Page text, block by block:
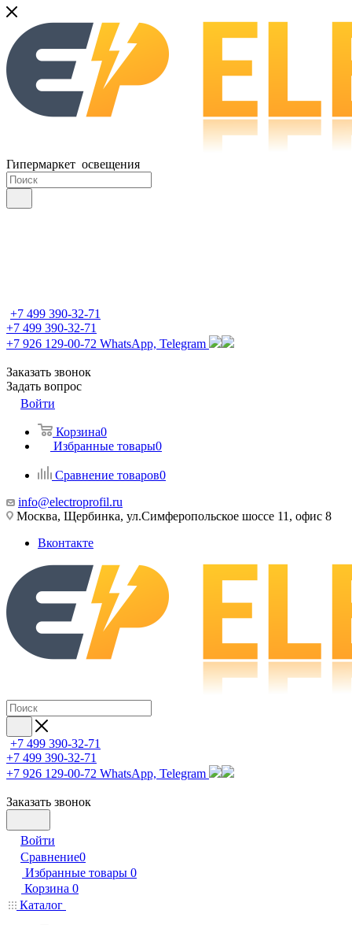
Гипермаркет освещения
+7 499 390-32-71
+7 499 390-32-71
+7 926 129-00-72 WhatsApp, Telegram
Заказать звонок
Задать вопрос
Войти
Корзина0
Избранные товары0
Сравнение товаров0
info@electroprofil.ru
Москва, Щербинка, ул.Симферопольское шоссе 11, офис 8
Вконтакте
+7 499 390-32-71
+7 499 390-32-71
+7 926 129-00-72 WhatsApp, Telegram
Заказать звонок
Войти
Сравнение0
Избранные товары 0
Корзина 0
Каталог